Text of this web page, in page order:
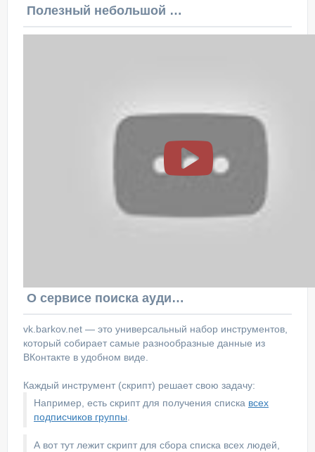
Полезный небольшой видеоурок по этой теме
О сервисе поиска аудитории ВКонтакте
vk.barkov.net — это универсальный набор инструментов,
который собирает самые разнообразные данные из
ВКонтакте в удобном виде.
Каждый инструмент (скрипт) решает свою задачу:
Например, есть скрипт для получения списка всех
подписчиков группы
А вот тут лежит скрипт для сбора списка всех людей,